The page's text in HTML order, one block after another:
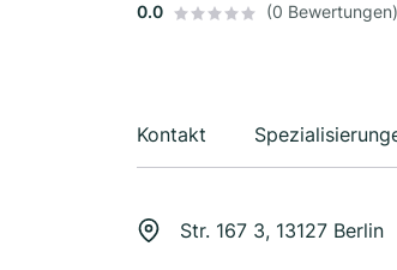
0.0
(0 Bewertungen)
Kontakt
Str. 167 3, 13127 Berlin